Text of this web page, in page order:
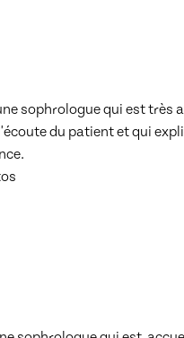
sophrologue qui est
du patient et qui